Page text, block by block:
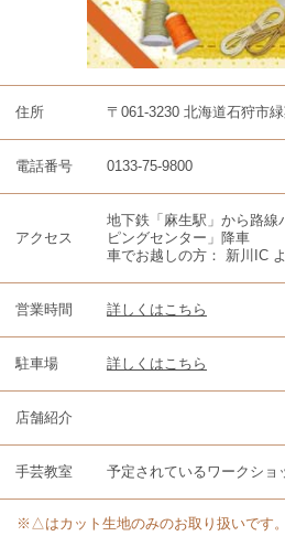
住所 〒061-3230 北海道石狩市
電話番号 0133-75-9800
アクセス
地下鉄「麻生駅」から路
ピングセンター」降車
車でお越しの方： 新川IC
営業時間 詳しくはこちら
駐車場 詳しくはこちら
店舗紹介
手芸教室 予定されているワークショ
※△はカット生地のみのお取り扱いです。